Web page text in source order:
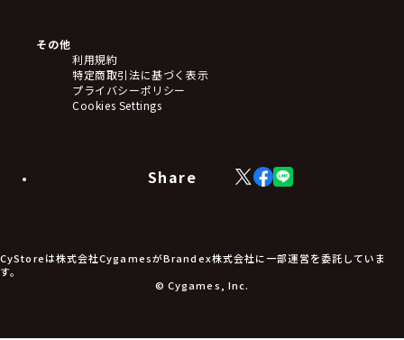
ステッカー・シール・カード
タペストリー・ポスター
アームサポーター
ブレードホルダー
食品・飲料品
アパレル小物
アクセサリー
その他
利用規約
特定商取引法に基づく表示
プライバシーポリシー
Cookies Settings
Share
X
(Twitter)
Facebook
LINE
CyStoreは株式会社CygamesがBrandex株式会社に一部運営を委託していま
す。
© Cygames, Inc.